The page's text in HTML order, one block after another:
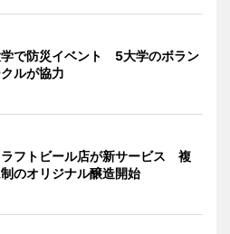
で防災イベント 5大学のボラン
ルが協力
フトビール店が新サービス 複
のオリジナル醸造開始